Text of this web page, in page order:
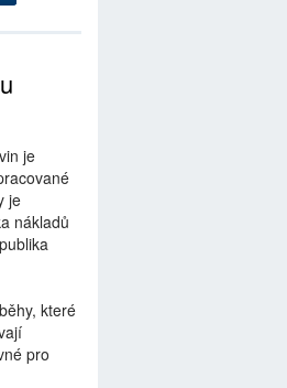
je
je
nákladů
které
pro